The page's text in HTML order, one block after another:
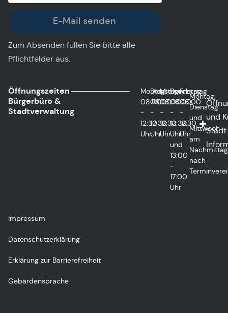
E-Mail senden
Zum Absenden füllen Sie bitte alle
Pflichtfelder aus.
Öffnungszeiten
Bürgerbüro &
Stadtverwaltung
Montag
08:00
-
12:30
Uhr
Dienstag
08:00
-
12:30
Uhr
Mittwoch
08:00
-
12:30
Uhr
Donnerstag
08:00
-
12:30
Uhr
und
13:00
-
17:00
Uhr
Freitag
08:00
-
12:30
Uhr
Montag,
Dienstag
und
Mittwoch
am
Nachmittag
nach
und
Impressum
Datenschutzerklärung
Erklärung zur Barrierefreiheit
Gebärdensprache